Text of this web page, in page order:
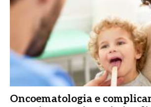
Oncoematologia e